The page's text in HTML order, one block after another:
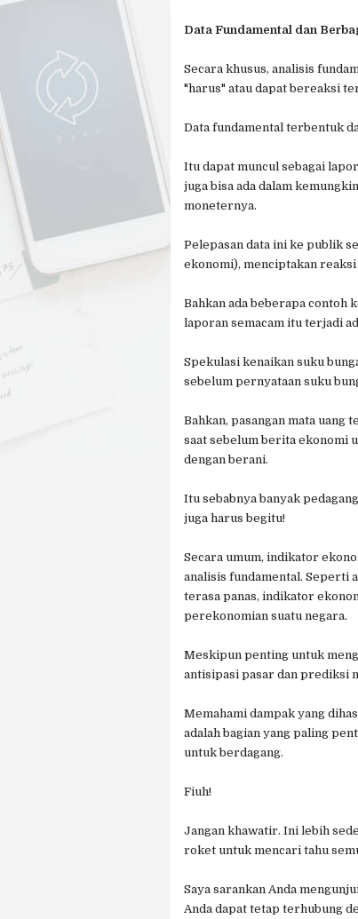
Data Fundamental dan
Secara khusus, analisis
"harus" atau dapat bereaksi
Data fundamental terbentuk
Itu dapat muncul sebagai
juga bisa ada dalam
moneternya.
Pelepasan data ini ke publik
ekonomi), menciptakan
Bahkan ada beberapa
laporan semacam itu terjadi
Spekulasi kenaikan suku
sebelum pernyataan suku
Bahkan, pasangan mata uang
saat sebelum berita ekonomi
dengan berani.
Itu sebabnya banyak
juga harus begitu!
Secara umum, indikator
analisis fundamental. Seperti
terasa panas, indikator
perekonomian suatu negara.
Meskipun penting untuk
antisipasi pasar dan prediksi
Memahami dampak yang
adalah bagian yang paling
untuk berdagang.
Fiuh!
Jangan khawatir. Ini lebih
roket untuk mencari tahu
Saya sarankan Anda
Anda dapat tetap terhubung